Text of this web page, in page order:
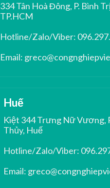
334 Tân Hoà Đông, P. Bình
TP.HCM
Hotline/Zalo/Viber:
Email:
Huế
Kiệt 344 Trưng Nữ Vương,
Thủy, Huế
Hotline/Zalo/Viber:
Email: